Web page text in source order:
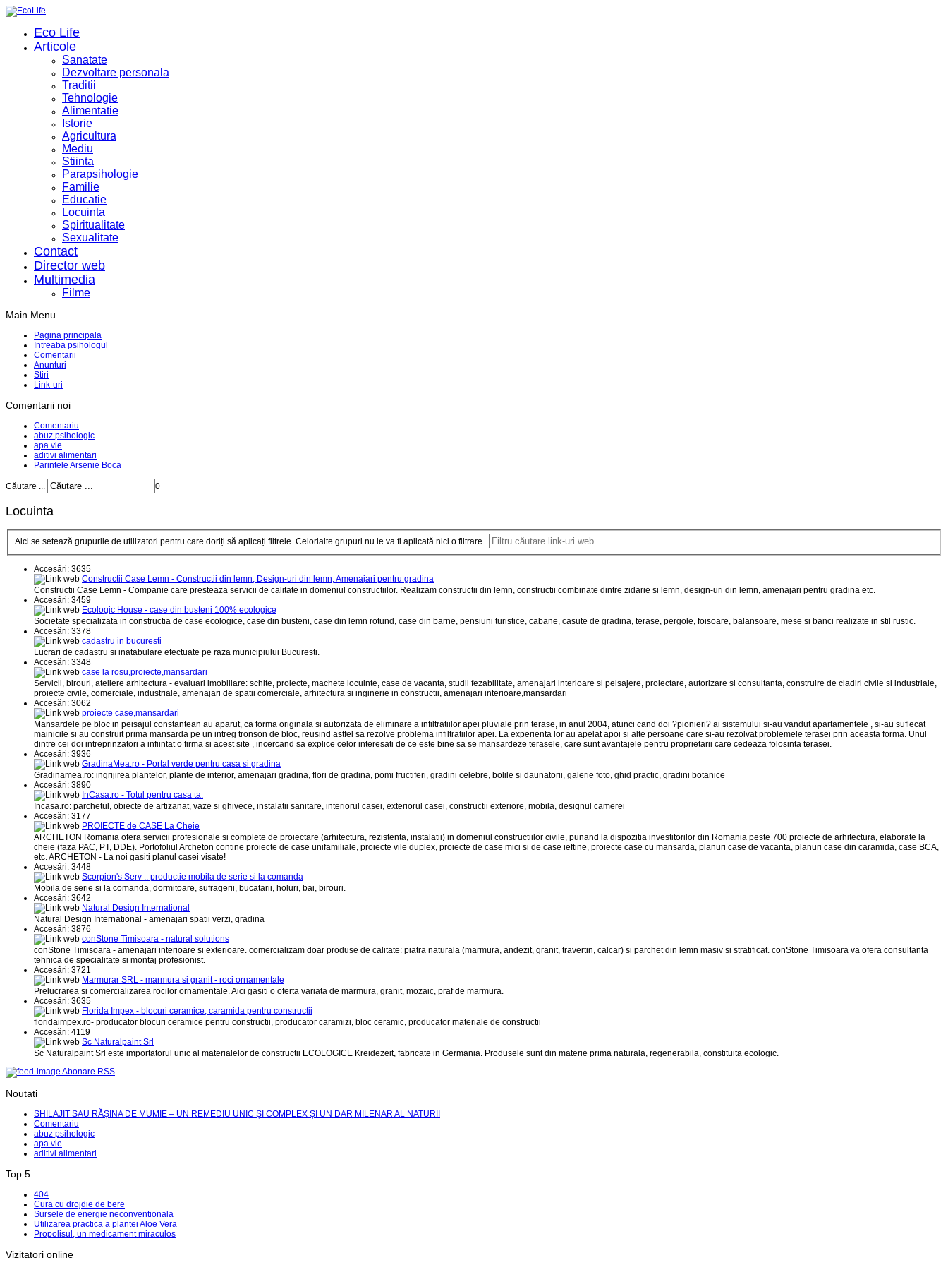
Eco Life
Articole
Sanatate
Dezvoltare personala
Traditii
Tehnologie
Alimentatie
Istorie
Agricultura
Mediu
Stiinta
Parapsihologie
Familie
Educatie
Locuinta
Spiritualitate
Sexualitate
Contact
Director web
Multimedia
Filme
Main Menu
Pagina principala
Intreaba psihologul
Comentarii
Anunturi
Stiri
Link-uri
Comentarii noi
Comentariu
abuz psihologic
apa vie
aditivi alimentari
Parintele Arsenie Boca
Căutare ... 0
Locuinta
Aici se setează grupurile de utilizatori pentru care doriți să aplicați filtrele. Celorlalte grupuri nu le va fi aplicată nici o filtrare.
Accesări: 3635
Constructii Case Lemn - Constructii din lemn, Design-uri din lemn, Amenajari pentru gradina
Constructii Case Lemn - Companie care presteaza servicii de calitate in domeniul constructiilor. Realizam constructii din lemn, constructii combinate dintre zidarie si lemn, design-uri din lemn, amenajari pentru gradina etc.
Accesări: 3459
Ecologic House - case din busteni 100% ecologice
Societate specializata in constructia de case ecologice, case din busteni, case din lemn rotund, case din barne, pensiuni turistice, cabane, casute de gradina, terase, pergole, foisoare, balansoare, mese si banci realizate in stil rustic.
Accesări: 3378
cadastru in bucuresti
Lucrari de cadastru si inatabulare efectuate pe raza municipiului Bucuresti.
Accesări: 3348
case la rosu,proiecte,mansardari
Servicii, birouri, ateliere arhitectura - evaluari imobiliare: schite, proiecte, machete locuinte, case de vacanta, studii fezabilitate, amenajari interioare si peisajere, proiectare, autorizare si consultanta, construire de cladiri civile si industriale,
proiecte civile, comerciale, industriale, amenajari de spatii comerciale, arhitectura si inginerie in constructii, amenajari interioare,mansardari
Accesări: 3062
proiecte case,mansardari
Mansardele pe bloc in peisajul constantean au aparut, ca forma originala si autorizata de eliminare a infiltratiilor apei pluviale prin terase, in anul 2004, atunci cand doi ?pionieri? ai sistemului si-au vandut apartamentele , si-au suflecat
mainicile si au construit prima mansarda pe un intreg tronson de bloc, reusind astfel sa rezolve problema infiltratiilor apei. La experienta lor au apelat apoi si alte persoane care si-au rezolvat problemele terasei prin aceasta forma. Unul
dintre cei doi intreprinzatori a infiintat o firma si acest site , incercand sa explice celor interesati de ce este bine sa se mansardeze terasele, care sunt avantajele pentru proprietarii care cedeaza folosinta terasei.
Accesări: 3936
GradinaMea.ro - Portal verde pentru casa si gradina
Gradinamea.ro: ingrijirea plantelor, plante de interior, amenajari gradina, flori de gradina, pomi fructiferi, gradini celebre, bolile si daunatorii, galerie foto, ghid practic, gradini botanice
Accesări: 3890
InCasa.ro - Totul pentru casa ta.
Incasa.ro: parchetul, obiecte de artizanat, vaze si ghivece, instalatii sanitare, interiorul casei, exteriorul casei, constructii exteriore, mobila, designul camerei
Accesări: 3177
PROIECTE de CASE La Cheie
ARCHETON Romania ofera servicii profesionale si complete de proiectare (arhitectura, rezistenta, instalatii) in domeniul constructiilor civile, punand la dispozitia investitorilor din Romania peste 700 proiecte de arhitectura, elaborate la
cheie (faza PAC, PT, DDE). Portofoliul Archeton contine proiecte de case unifamiliale, proiecte vile duplex, proiecte de case mici si de case ieftine, proiecte case cu mansarda, planuri case de vacanta, planuri case din caramida, case BCA,
etc. ARCHETON - La noi gasiti planul casei visate!
Accesări: 3448
Scorpion's Serv :: productie mobila de serie si la comanda
Mobila de serie si la comanda, dormitoare, sufragerii, bucatarii, holuri, bai, birouri.
Accesări: 3642
Natural Design International
Natural Design International - amenajari spatii verzi, gradina
Accesări: 3876
conStone Timisoara - natural solutions
conStone Timisoara - amenajari interioare si exterioare. comercializam doar produse de calitate: piatra naturala (marmura, andezit, granit, travertin, calcar) si parchet din lemn masiv si stratificat. conStone Timisoara va ofera consultanta
tehnica de specialitate si montaj profesionist.
Accesări: 3721
Marmurar SRL - marmura si granit - roci ornamentale
Prelucrarea si comercializarea rocilor ornamentale. Aici gasiti o oferta variata de marmura, granit, mozaic, praf de marmura.
Accesări: 3635
Florida Impex - blocuri ceramice, caramida pentru constructii
floridaimpex.ro- producator blocuri ceramice pentru constructii, producator caramizi, bloc ceramic, producator materiale de constructii
Accesări: 4119
Sc Naturalpaint Srl
Sc Naturalpaint Srl este importatorul unic al materialelor de constructii ECOLOGICE Kreidezeit, fabricate in Germania. Produsele sunt din materie prima naturala, regenerabila, constituita ecologic.
Abonare RSS
Noutati
SHILAJIT SAU RĂȘINA DE MUMIE – UN REMEDIU UNIC ȘI COMPLEX ȘI UN DAR MILENAR AL NATURII
Comentariu
abuz psihologic
apa vie
aditivi alimentari
Top 5
404
Cura cu drojdie de bere
Sursele de energie neconventionala
Utilizarea practica a plantei Aloe Vera
Propolisul, un medicament miraculos
Vizitatori online